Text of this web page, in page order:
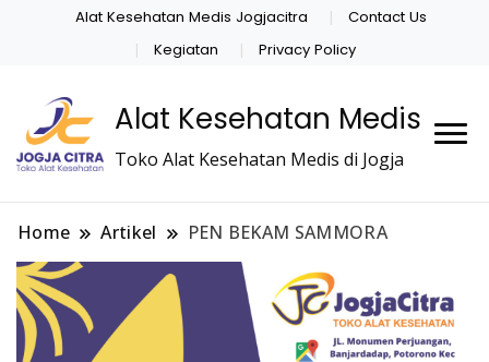
Alat Kesehatan Medis Jogjacitra
Contact Us
Kegiatan
Privacy Policy
Alat Kesehatan Medis
Toko Alat Kesehatan Medis di Jogja
Home Artikel PEN BEKAM SAMMORA